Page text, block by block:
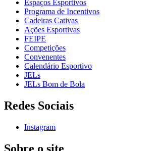
Espaços Esportivos
Programa de Incentivos
Cadeiras Cativas
Ações Esportivas
FEIPE
Competições
Convenentes
Calendário Esportivo
JELs
JELs Bom de Bola
Redes Sociais
Instagram